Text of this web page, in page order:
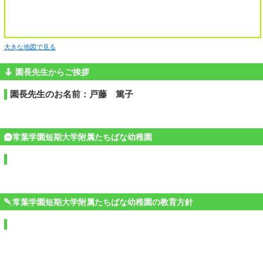
大きな地図で見る
園長先生からご挨拶
園長先生のお名前：戸藤 篤子
常葉学園短期大学附属たちばな幼稚園
常葉学園短期大学附属たちばな幼稚園の教育方針